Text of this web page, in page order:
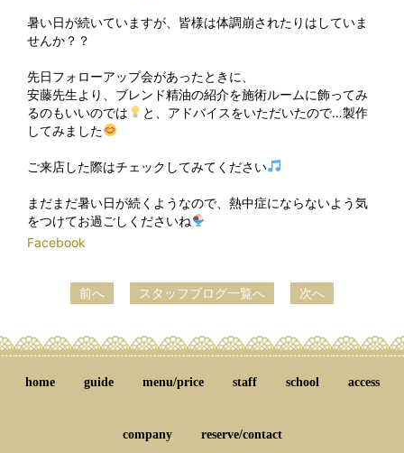
暑い日が続いていますが、皆様は体調崩されたりはしていま
せんか？？
先日フォローアップ会があったときに、
安藤先生より、ブレンド精油の紹介を施術ルームに飾ってみ
るのもいいのでは
と、アドバイスをいただいたので…製作
してみました
ご来店した際はチェックしてみてください
まだまだ暑い日が続くようなので、熱中症にならないよう気
をつけてお過ごしくださいね
Facebook
前へ スタッフブログ一覧へ 次へ
home guide menu/price staff school access
company reserve/contact